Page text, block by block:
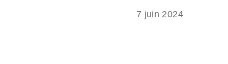
7 juin 2024